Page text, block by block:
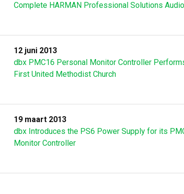
Complete HARMAN Professional Solutions
12 juni 2013
dbx PMC16 Personal Monitor Controller
First United Methodist Church
19 maart 2013
dbx Introduces the PS6 Power Supply for its
Monitor Controller